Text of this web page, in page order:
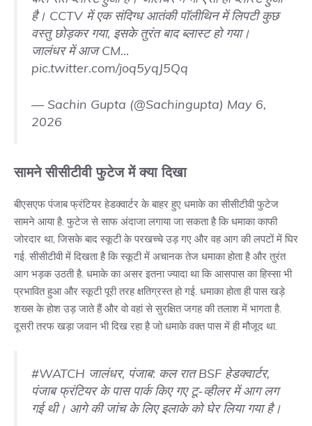
है। CCTV में एक संदिग्ध आतंकी पॉलीथिन में लिपटी कुछ
वस्तु छोड़कर गया, इसके तुरंत बाद ब्लास्ट हो गया।
जालंधर में आज CM…
pic.twitter.com/joq5yqJ5Qq
— Sachin Gupta (@Sachingupta) May 6,
2026
सामने सीसीटीवी फुटेज में क्या दिखा
बीएसएफ पंजाब फ्रंटियर हेडक्वार्टर के बाहर हुए धमाके का सीसीटीवी फुटेज
सामने आया है. फुटेज से साफ अंदाजा लगाया जा सकता है कि धमाका काफी
जोरदार था, जिसके बाद स्कूटी के परखच्चे उड़ गए और वह आग की लपटों में घिर
गई. सीसीटीवी में दिखता है कि स्कूटी में अचानक तेज धमाका होता है और तुरंत
आग भड़क उठती है. धमाके का असर इतना ज्यादा था कि आसपास का हिस्सा भी
प्रभावित हुआ और स्कूटी पूरी तरह क्षतिग्रस्त हो गई. धमाका होता ही पास खड़े
शख्स के होश उड़ जाते हैं और वो वहां से सुरक्षित जगह की तलाश में भागता है.
दूसरी तरफ खड़ा जवान भी दिख रहा है जो धमाके वक्त पास में ही मौजूद था.
#WATCH जालंधर, पंजाब: कल रात BSF हेडक्वार्टर,
पंजाब फ्रंटियर के पास पार्क किए गए टू-व्हीलर में आग लग
गई थी। आगे की जांच के लिए इलाके को घेर लिया गया है।